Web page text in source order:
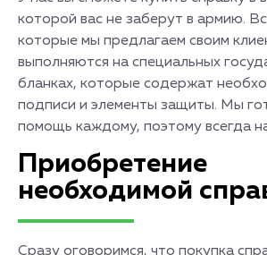
которой вас не заберут в армию.
которые мы предлагаем своим
выполняются на специальных
бланках, которые содержат
подписи и элементы защиты. Мы
помощь каждому, поэтому всегда
Приобретение
необходимой
Сразу оговоримся, что покупка